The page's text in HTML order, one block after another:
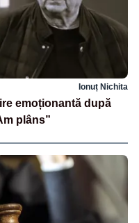
Ionuț Nichita
emoționantă după
plâns”